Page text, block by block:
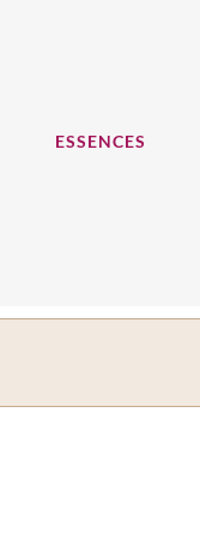
ESSENCES